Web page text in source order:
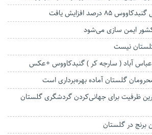
درصد افزایش یافت
نیست
عباس آباد ( سارجه کر ) گنبدکاووس +عکس
گلستان آماده بهره‌برداری است
ظرفیت برای جهانی‌کردن گردشگری گلستان